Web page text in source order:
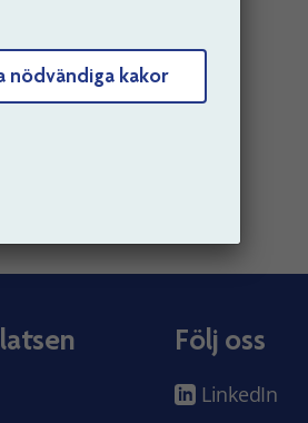
nödvändiga kakor
Följ oss
LinkedIn